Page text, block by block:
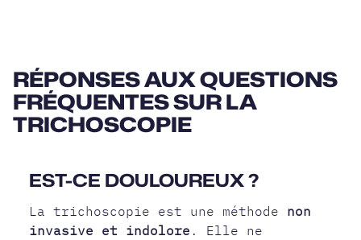
RÉPONSES AUX QUESTIONS
FRÉQUENTES SUR LA
TRICHOSCOPIE
EST-CE DOULOUREUX ?
La trichoscopie est une méthode non
invasive et indolore . Elle ne